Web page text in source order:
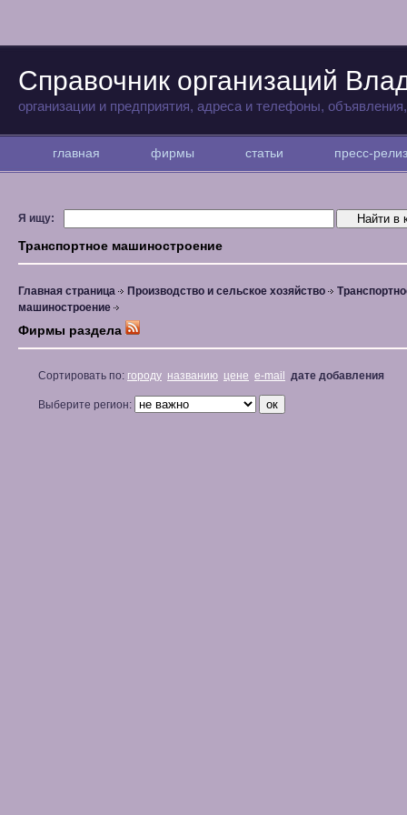
Справочник организаций
организации и предприятия, адреса и телефоны,
главная фирмы статьи пресс-
Я ищу:
Транспортное машиностроение
Главная страница Производство и сельское хозяйство
машиностроение
Фирмы раздела
Сортировать по: городу названию цене e-mail дате добавления
Выберите регион: